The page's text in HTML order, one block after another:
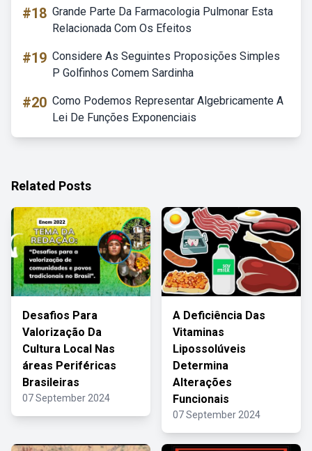
#18 Grande Parte Da Farmacologia Pulmonar Esta
Relacionada Com Os Efeitos
#19 Considere As Seguintes Proposições Simples
P Golfinhos Comem Sardinha
#20 Como Podemos Representar Algebricamente A
Lei De Funções Exponenciais
Related Posts
Desafios Para
Valorização Da
Cultura Local Nas
áreas Periféricas
Brasileiras
07 September 2024
A Deficiência Das
Vitaminas
Lipossolúveis
Determina
Alterações
Funcionais
07 September 2024